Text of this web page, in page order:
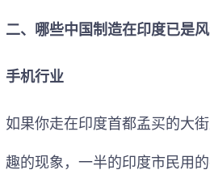
二、哪些中国制造在印度已是风
手机行业
如果你走在印度首都孟买的大
趣的现象，一半的印度市民用